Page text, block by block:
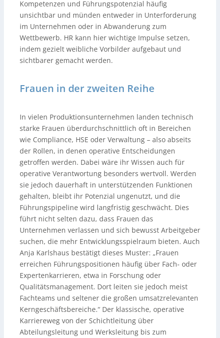
Kompetenzen und Führungspotenzial häufig
unsichtbar und münden entweder in Unterforderung
im Unternehmen oder in Abwanderung zum
Wettbewerb. HR kann hier wichtige Impulse setzen,
indem gezielt weibliche Vorbilder aufgebaut und
sichtbarer gemacht werden.
Frauen in der zweiten Reihe
In vielen Produktionsunternehmen landen technisch
starke Frauen überdurchschnittlich oft in Bereichen
wie Compliance, HSE oder Verwaltung – also abseits
der Rollen, in denen operative Entscheidungen
getroffen werden. Dabei wäre ihr Wissen auch für
operative Verantwortung besonders wertvoll. Werden
sie jedoch dauerhaft in unterstützenden Funktionen
gehalten, bleibt ihr Potenzial ungenutzt, und die
Führungspipeline wird langfristig geschwächt. Dies
führt nicht selten dazu, dass Frauen das
Unternehmen verlassen und sich bewusst Arbeitgeber
suchen, die mehr Entwicklungsspielraum bieten. Auch
Anja Karlshaus bestätigt dieses Muster: „Frauen
erreichen Führungspositionen häufig über Fach- oder
Expertenkarrieren, etwa in Forschung oder
Qualitätsmanagement. Dort leiten sie jedoch meist
Fachteams und seltener die großen umsatzrelevanten
Kerngeschäftsbereiche.“ Der klassische, operative
Karriereweg von der Schichtleitung über
Abteilungsleitung und Werksleitung bis zum